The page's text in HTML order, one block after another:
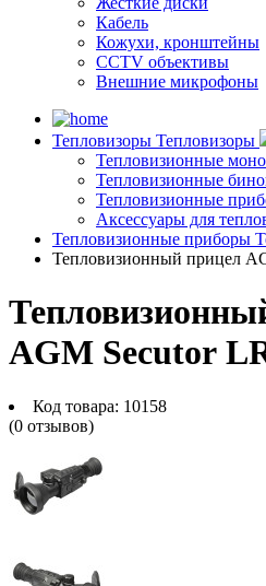
Кабель
Кожухи, кронштейны
CCTV объективы
Внешние микрофоны
Тепловизоры Тепловизоры
Тепловизионные
Тепловизионные
Тепловизионные
Аксессуары для
Тепловизионные приборы
Тепловизионный прицел
AGM Secutor
Код товара: 10158
(0 отзывов)